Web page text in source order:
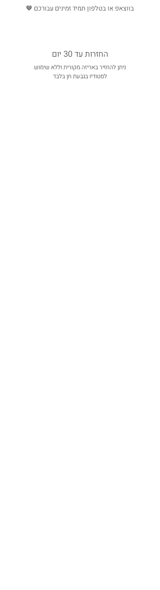
בווצאפ או בטלפון תמיד זמינים עבורכם 🤎
החזרות עד 30 יום
ניתן להחזיר באריזה מקורית וללא שימוש
לסטודיו בגבעת חן בלבד